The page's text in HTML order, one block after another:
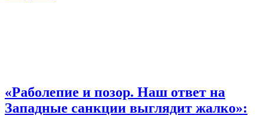
«Раболепие и позор. Наш ответ на
Западные санкции выглядит жалко»: